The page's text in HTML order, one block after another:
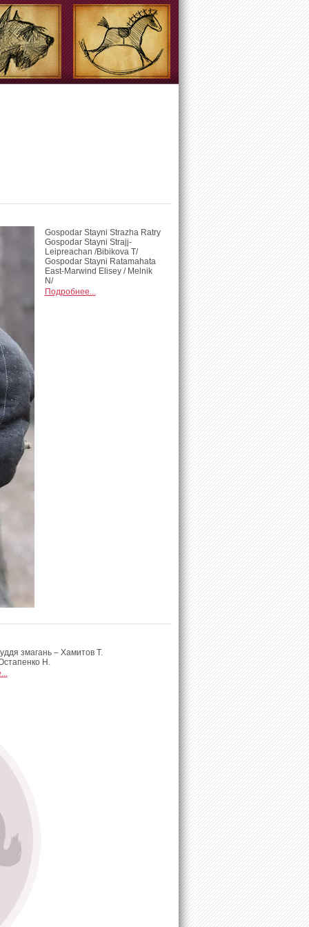
Gospodar Stayni Strazha Ratry
Gospodar Stayni Strajj-
Leipreachan /Bibikova T/
Gospodar Stayni Ratamahata
East-Marwind Elisey / Melnik
N/
Подробнее...
змагань – Хамитов Т.
Н.